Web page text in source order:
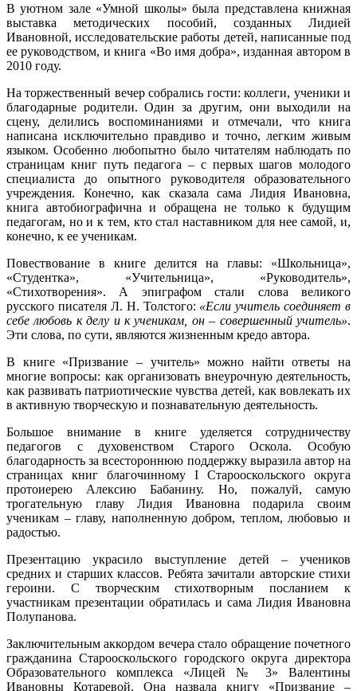
В уютном зале «Умной школы» была представлена книжная
выставка методических пособий, созданных Лидией
Ивановной, исследовательские работы детей, написанные под
ее руководством, и книга «Во имя добра», изданная автором в
2010 году.
На торжественный вечер собрались гости: коллеги, ученики и
благодарные родители. Один за другим, они выходили на
сцену, делились воспоминаниями и отмечали, что книга
написана исключительно правдиво и точно, легким живым
языком. Особенно любопытно было читателям наблюдать по
страницам книг путь педагога – с первых шагов молодого
специалиста до опытного руководителя образовательного
учреждения. Конечно, как сказала сама Лидия Ивановна,
книга автобиографична и обращена не только к будущим
педагогам, но и к тем, кто стал наставником для нее самой, и,
конечно, к ее ученикам.
Повествование в книге делится на главы: «Школьница»,
«Студентка», «Учительница», «Руководитель»,
«Стихотворения». А эпиграфом стали слова великого
русского писателя Л. Н. Толстого: «Если учитель соединяет в
себе любовь к делу и к ученикам, он – совершенный учитель».
Эти слова, по сути, являются жизненным кредо автора.
В книге «Призвание – учитель» можно найти ответы на
многие вопросы: как организовать внеурочную деятельность,
как развивать патриотические чувства детей, как вовлекать их
в активную творческую и познавательную деятельность.
Большое внимание в книге уделяется сотрудничеству
педагогов с духовенством Старого Оскола. Особую
благодарность за всестороннюю поддержку выразила автор на
страницах книг благочинному I Старооскольского округа
протоиерею Алексию Бабанину. Но, пожалуй, самую
трогательную главу Лидия Ивановна подарила своим
ученикам – главу, наполненную добром, теплом, любовью и
радостью.
Презентацию украсило выступление детей – учеников
средних и старших классов. Ребята зачитали авторские стихи
героини. С творческим стихотворным посланием к
участникам презентации обратилась и сама Лидия Ивановна
Полупанова.
Заключительным аккордом вечера стало обращение почетного
гражданина Старооскольского городского округа директора
Образовательного комплекса «Лицей № 3» Валентины
Ивановны Котаревой. Она назвала книгу «Призвание –